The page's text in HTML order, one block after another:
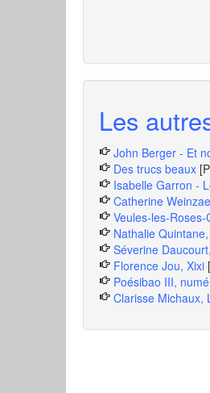
Les
John Berger - Et
Des trucs beaux
Isabelle Garron -
Catherine
Veules-les-
Nathalie
Séverine
Florence Jou, Xixi
Poésibao III,
Clarisse Michaux,